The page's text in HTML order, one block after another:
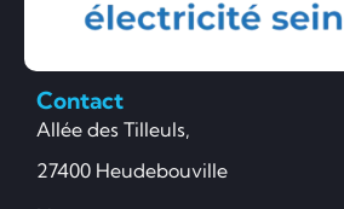
Contact
Allée des Tilleuls,
27400 Heudebouville